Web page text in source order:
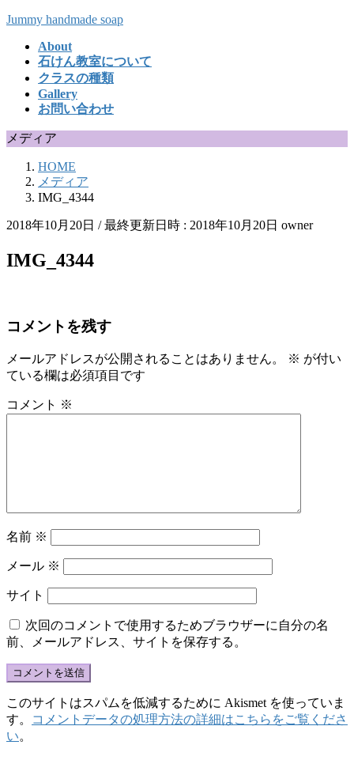
コ
キ
ナ
に
Jummy handmade soap
About
石けん教室について
クラスの種類
Gallery
お問い合わせ
メディア
HOME
メディア
IMG_4344
2018年10月20日 / 最終更新日時 : 2018年10月20日 owner
IMG_4344
コメントを残す
メールアドレスが公開されることはありません。 ※ が付い
ている欄は必須項目です
コメント ※
名前 ※
メール ※
サイト
次回のコメントで使用するためブラウザーに自分の名
前、メールアドレス、サイトを保存する。
このサイトはスパムを低減するために Akismet を使っていま
す。
コメントデータの処理方法の詳細はこちらをご覧くださ
い。